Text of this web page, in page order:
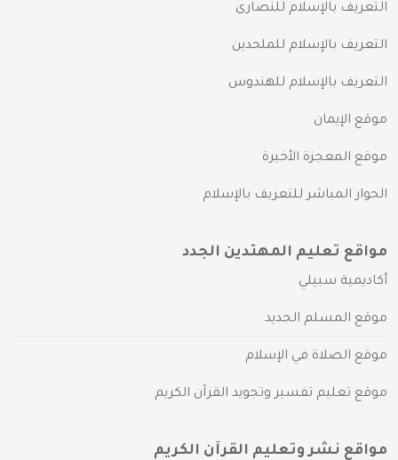
التعريف بالإسلام للنصارى
التعريف بالإسلام للملحدين
التعريف بالإسلام للهندوس
موقع الإيمان
موقع المعجزة الأخيرة
الحوار المباشر للتعريف بالإسلام
مواقع تعليم المهتدين الجدد
أكاديمية سبيلي
موقع المسلم الجديد
موقع الصلاة في الإسلام
موقع تعليم تفسير وتجويد القرآن الكريم
مواقع نشر وتعليم القرآن الكريم